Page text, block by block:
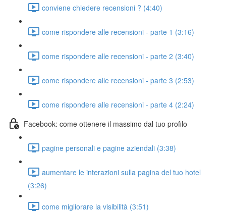
conviene chiedere recensioni ? (4:40)
come rispondere alle recensioni - parte 1 (3:16)
come rispondere alle recensioni - parte 2 (3:40)
come rispondere alle recensioni - parte 3 (2:53)
come rispondere alle recensioni - parte 4 (2:24)
Facebook: come ottenere il massimo dal tuo profilo
pagine personali e pagine aziendali (3:38)
aumentare le interazioni sulla pagina del tuo hotel
(3:26)
come migliorare la visibilità (3:51)